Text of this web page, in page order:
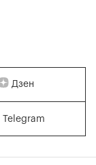
Дзен
Telegram